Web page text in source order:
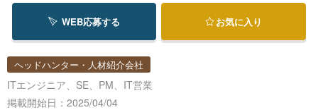
WEB応募する お気に入り
ヘッドハンター・人材紹介会社
ITエンジニア、SE、PM、IT営業
掲載開始日：2025/04/04